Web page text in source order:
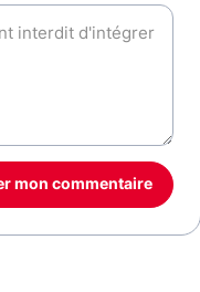
mon commentaire